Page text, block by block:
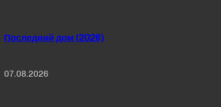
Последний дом (2026)
07.08.2026